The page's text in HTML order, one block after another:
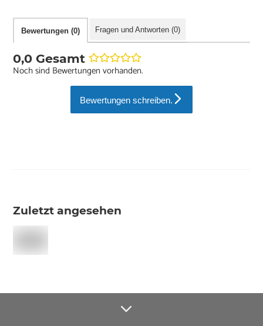
Bewertungen (0) Fragen und Antworten (0)
0,0 Gesamt
Noch sind Bewertungen vorhanden.
Bewertungen schreiben.
Zuletzt angesehen